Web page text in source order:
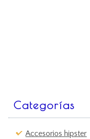
Categorías
Accesorios hipster